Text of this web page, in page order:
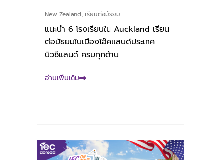
New Zealand เรียนต่อมัธยม
แนะนำ 6 โรงเรียนใน Auckland เรียน
ต่อมัธยมในเมืองโอ๊คแลนด์ประเทศ
นิวซีแลนด์ ครบทุกด้าน
อ่านเพิ่มเติม